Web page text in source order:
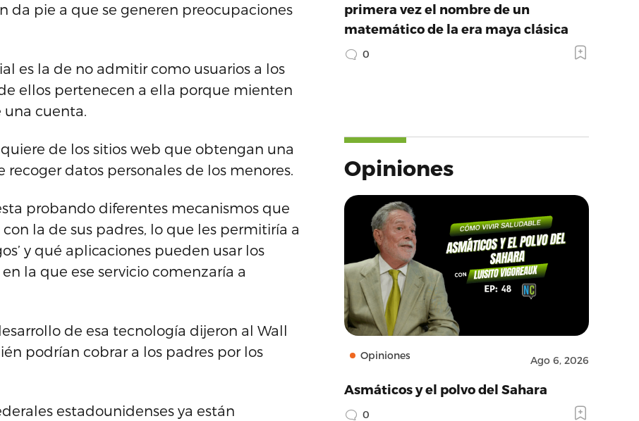
da pie a que se generen preocupaciones
es la de no admitir como usuarios a los
ellos pertenecen a ella porque mienten
una cuenta.
de los sitios web que obtengan una
datos personales de los menores.
probando diferentes mecanismos que
la de sus padres, lo que les permitiría a
y qué aplicaciones pueden usar los
la que ese servicio comenzaría a
de esa tecnología dijeron al Wall
podrían cobrar a los padres por los
estadounidenses ya están
primera vez el nombre de un
matemático de la era maya clásica
0
Opiniones
Opiniones Ago 6, 2026
Asmáticos y el polvo del Sahara
0